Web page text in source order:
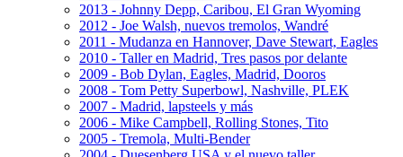
2013 - Johnny Depp, Caribou, El Gran Wyoming
2012 - Joe Walsh, nuevos tremolos, Wandré
2011 - Mudanza en Hannover, Dave Stewart, Eagles
2010 - Taller en Madrid, Tres pasos por delante
2009 - Bob Dylan, Eagles, Madrid, Dooros
2008 - Tom Petty Superbowl, Nashville, PLEK
2007 - Madrid, lapsteels y más
2006 - Mike Campbell, Rolling Stones, Tito
2005 - Tremola, Multi-Bender